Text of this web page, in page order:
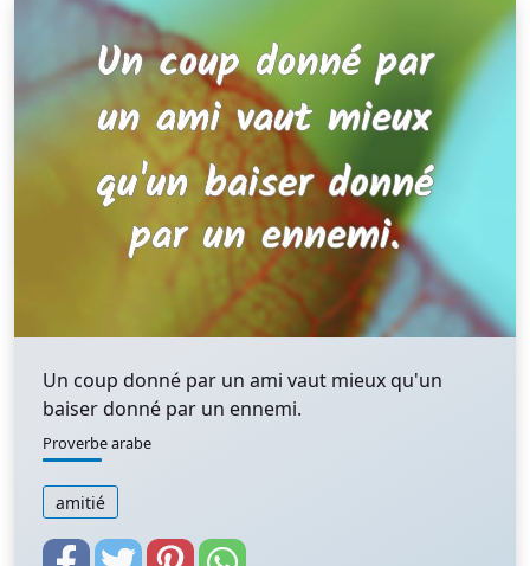
Un coup donné par un ami vaut mieux qu'un
baiser donné par un ennemi.
Proverbe arabe
amitié